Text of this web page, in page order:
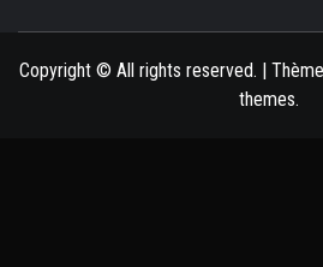
Copyright © All rights reserved.
themes.